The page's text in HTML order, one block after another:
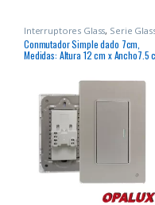
Interruptores Glass, Serie
Conmutador Simple dado 7cm,
Medidas: Altura 12 cm x Ancho7.5